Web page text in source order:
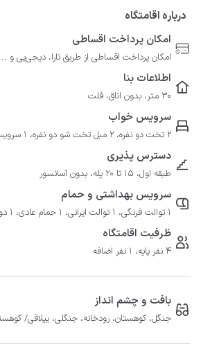
درباره اقامتگاه
امکان پرداخت اقساطی
امکان پرداخت اقساطی از طریق تارا، دیجی‌پی و ...
اطلاعات بنا
30 متر، بدون اتاق، فلت
سرویس خواب
2 تخت دو نفره، 2 مبل تخت شو دو نفره، 1 سرویس خواب کامل، 5 پتو
دسترس پذیری
طبقه اول، 15 تا 20 پله، بدون آسانسور
سرویس بهداشتی و حمام
1 توالت فرنگی، 1 توالت ایرانی، 1 حمام عادی، 1 دوش در سرویس
ظرفیت اقامتگاه
4 نفر پایه، 1 نفر اضافه
بافت و چشم انداز
جنگل، کوهستان، رودخانه، جنگلی، ییلاقی/